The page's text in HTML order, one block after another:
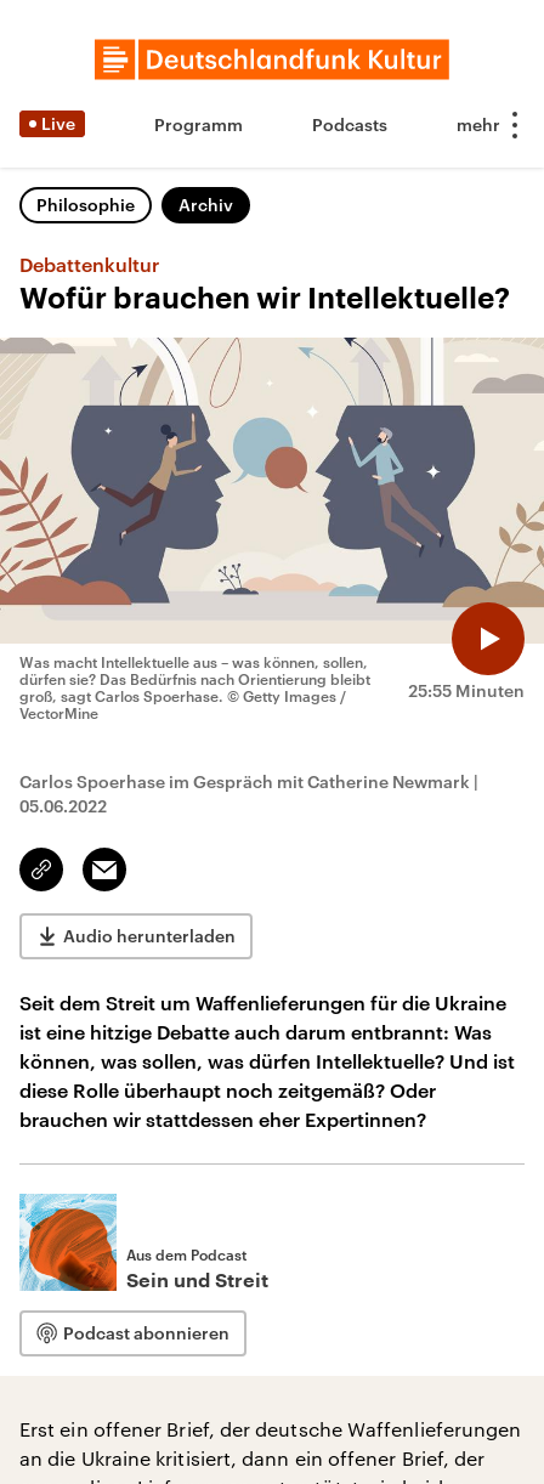
Live Programm Podcasts
Philosophie Archiv
Debattenkultur
Wofür brauchen wir Intellektuelle?
25:55 Minuten
Was macht Intellektuelle aus – was können, sollen,
dürfen sie? Das Bedürfnis nach Orientierung bleibt
groß, sagt Carlos Spoerhase. © Getty Images /
VectorMine
Carlos Spoerhase im Gespräch mit Catherine Newmark |
05.06.2022
Link
kopieren/teilen
Email
Audio herunterladen
Seit dem Streit um Waffenlieferungen für die Ukraine
ist eine hitzige Debatte auch darum entbrannt: Was
können, was sollen, was dürfen Intellektuelle? Und ist
diese Rolle überhaupt noch zeitgemäß? Oder
brauchen wir stattdessen eher Expertinnen?
Aus dem Podcast
Sein und Streit
Podcast abonnieren
Erst ein offener Brief, der deutsche Waffenlieferungen
an die Ukraine kritisiert, dann ein offener Brief, der